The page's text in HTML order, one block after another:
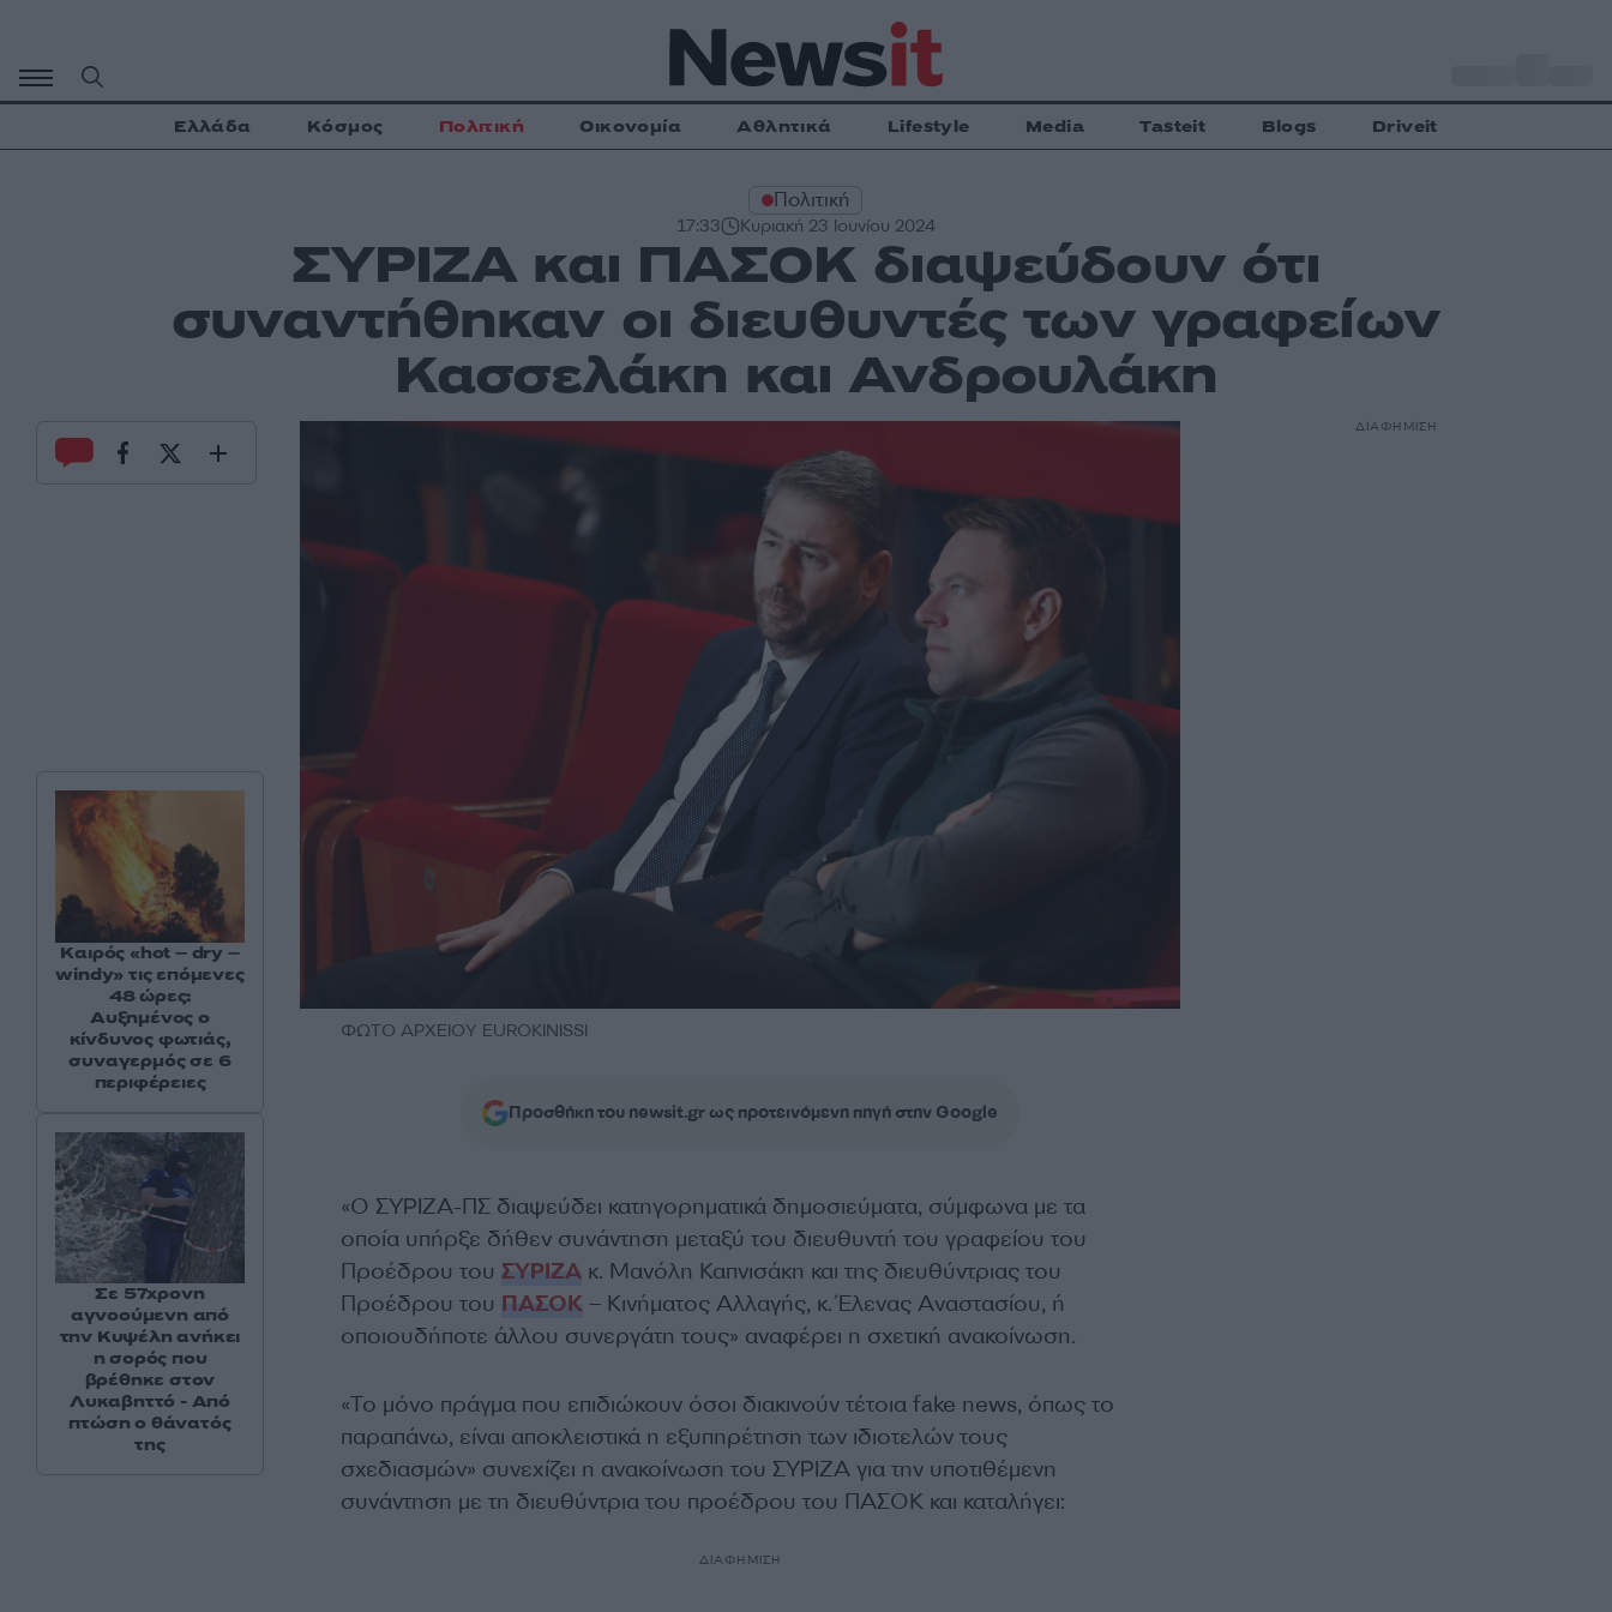
περιεχόμενο
Ελλάδα Κόσμος Πολιτική Οικονομία Αθλητικά Lifestyle Media Tasteit Blogs Driveit
Πολιτική
17:33 Κυριακή 23 Ιουνίου 2024
ΣΥΡΙΖΑ και ΠΑΣΟΚ διαψεύδουν ότι
συναντήθηκαν οι διευθυντές των γραφείων
Κασσελάκη και Ανδρουλάκη
ΦΩΤΟ ΑΡΧΕΙΟΥ EUROKINISSI
Προσθήκη του newsit.gr ως προτεινόμενη πηγή στην Google
«Ο ΣΥΡΙΖΑ-ΠΣ διαψεύδει κατηγορηματικά δημοσιεύματα, σύμφωνα με τα
οποία υπήρξε δήθεν συνάντηση μεταξύ του διευθυντή του γραφείου του
Προέδρου του ΣΥΡΙΖΑκ. Μανόλη Καπνισάκη και της διευθύντριας του
Προέδρου του ΠΑΣΟΚ– Κινήματος Αλλαγής, κ. Έλενας Αναστασίου, ή
οποιουδήποτε άλλου συνεργάτη τους» αναφέρει η σχετική ανακοίνωση.
«Το μόνο πράγμα που επιδιώκουν όσοι διακινούν τέτοια fake news, όπως το
παραπάνω, είναι αποκλειστικά η εξυπηρέτηση των ιδιοτελών τους
σχεδιασμών» συνεχίζει η ανακοίνωση του ΣΥΡΙΖΑ για την υποτιθέμενη
συνάντηση με τη διευθύντρια του προέδρου του ΠΑΣΟΚ και καταλήγει:
ΔΙΑΦΗΜΙΣΗ
Καιρός «hot – dry –
windy» τις επόμενες
48 ώρες:
Αυξημένος ο
κίνδυνος φωτιάς,
συναγερμός σε 6
περιφέρειες
Σε 57χρονη
αγνοούμενη από
την Κυψέλη ανήκει
η σορός που
βρέθηκε στον
Λυκαβηττό - Από
πτώση ο θάνατός
της
ΔΙΑΦΗΜΙΣΗ